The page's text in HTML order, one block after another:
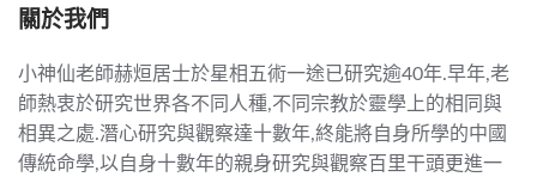
關於我們
小神仙老師赫烜居士於星相五術一途已研究逾40年.早年,老
師熱衷於研究世界各不同人種,不同宗教於靈學上的相同與
相異之處.潛心研究與觀察達十數年,終能將自身所學的中國
傳統命學,以自身十數年的親身研究與觀察百里干頭更進一